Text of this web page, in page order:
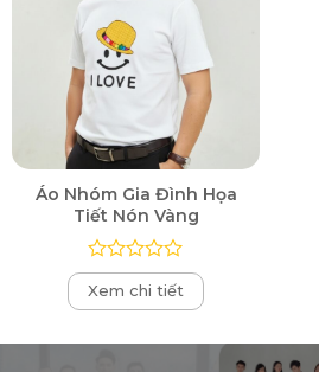
Áo Nhóm Gia Đình Họa
Tiết Nón Vàng
Được
xếp
hạng
Xem chi tiết